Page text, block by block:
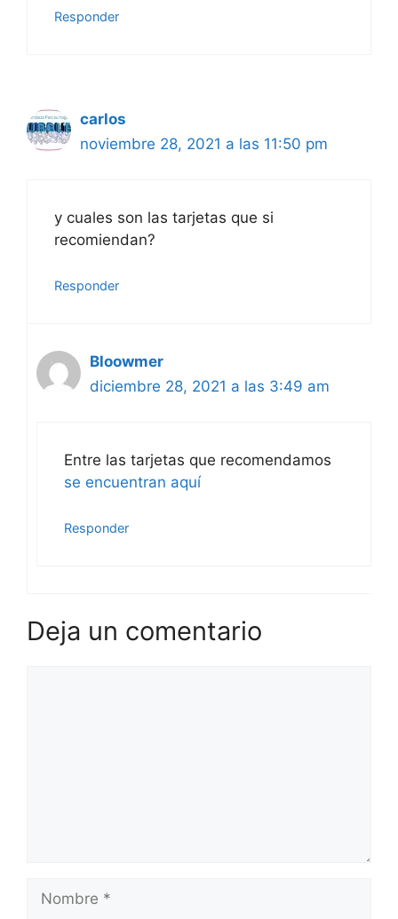
Responder
carlos
noviembre 28, 2021 a las 11:50 pm
y cuales son las tarjetas que si
recomiendan?
Responder
Bloowmer
diciembre 28, 2021 a las 3:49 am
Entre las tarjetas que recomendamos
se encuentran aquí
Responder
Deja un comentario
Nombre